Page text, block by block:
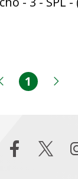
Página
Página
1